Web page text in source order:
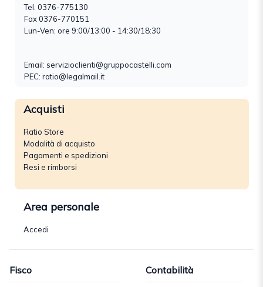
Tel. 0376-775130
Fax 0376-770151
Lun-Ven: ore 9:00/13:00 - 14:30/18:30
Email: servizioclienti@gruppocastelli.com
PEC: ratio@legalmail.it
Acquisti
Ratio Store
Modalità di acquisto
Pagamenti e spedizioni
Resi e rimborsi
Area personale
Accedi
Fisco Contabilità